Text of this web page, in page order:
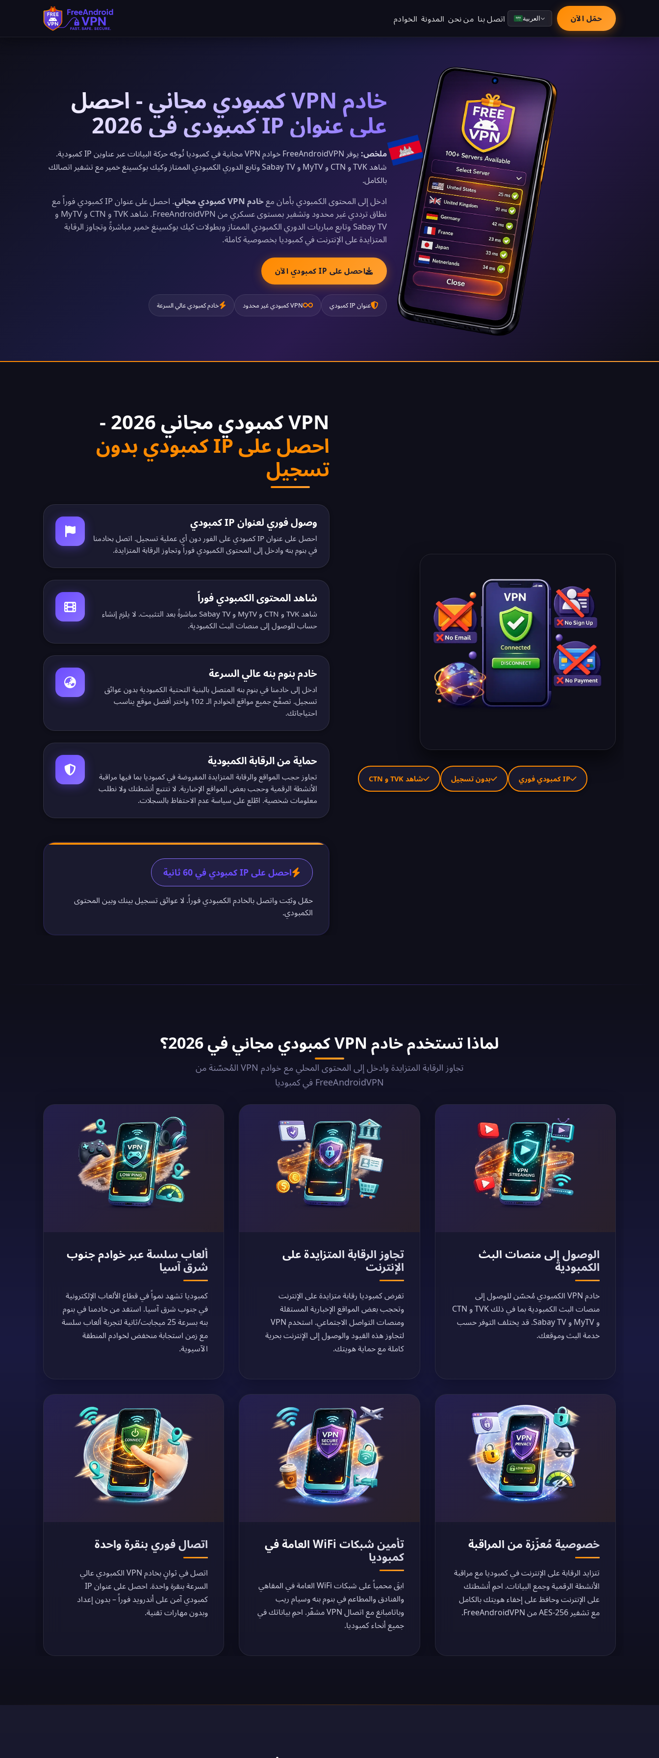
الخوادم المدونة من نحن اتصل بنا العربية حمّل الآن
خادم VPN كمبودي مجاني - احصل
على عنوان IP كمبودي في 2026
ملخص:
يوفر FreeAndroidVPN خوادم VPN مجانية في كمبوديا تُوجّه حركة البيانات عبر عناوين IP كمبودية.
شاهد TVK و CTN و MyTV و Sabay TV وتابع الدوري الكمبودي الممتاز وكيك بوكسينغ خمير مع تشفير اتصالك
بالكامل.
ادخل إلى المحتوى الكمبودي بأمان مع خادم VPN كمبودي مجاني
. احصل على عنوان IP كمبودي فوراً مع
نطاق ترددي غير محدود وتشفير بمستوى عسكري من FreeAndroidVPN. شاهد TVK و CTN و MyTV و
Sabay TV وتابع مباريات الدوري الكمبودي الممتاز وبطولات كيك بوكسينغ خمير مباشرةً وتجاوز الرقابة
المتزايدة على الإنترنت في كمبوديا بخصوصية كاملة.
احصل على IP كمبودي الآن
عنوان IP كمبودي VPN كمبودي غير محدود خادم كمبودي عالي السرعة
VPN كمبودي مجاني 2026 -
احصل على IP كمبودي بدون
تسجيل
وصول فوري لعنوان IP كمبودي
احصل على عنوان IP كمبودي على الفور دون أي عملية تسجيل. اتصل بخادمنا
في بنوم بنه وادخل إلى المحتوى الكمبودي فوراً وتجاوز الرقابة المتزايدة.
شاهد المحتوى الكمبودي فوراً
شاهد TVK و CTN و MyTV و Sabay TV مباشرةً بعد التثبيت. لا يلزم إنشاء
حساب للوصول إلى منصات البث الكمبودية.
خادم بنوم بنه عالي السرعة
ادخل إلى خادمنا في بنوم بنه المتصل بالبنية التحتية الكمبودية بدون عوائق
تسجيل. تصفّح جميع مواقع الخوادم الـ 102
واختر أفضل موقع يناسب
احتياجاتك.
حماية من الرقابة الكمبودية
تجاوز حجب المواقع والرقابة المتزايدة المفروضة في كمبوديا بما فيها مراقبة
الأنشطة الرقمية وحجب بعض المواقع الإخبارية. لا نتتبع أنشطتك ولا نطلب
معلومات شخصية. اطّلع على سياسة عدم الاحتفاظ بالسجلات.
احصل على IP كمبودي في 60 ثانية
حمّل وثبّت واتصل بالخادم الكمبودي فوراً. لا عوائق تسجيل بينك وبين المحتوى
الكمبودي.
IP كمبودي فوري بدون تسجيل شاهد TVK و CTN
لماذا تستخدم خادم VPN كمبودي مجاني في 2026؟
تجاوز الرقابة المتزايدة وادخل إلى المحتوى المحلي مع خوادم VPN المُحسّنة من
FreeAndroidVPN في كمبوديا
الوصول إلى منصات البث
الكمبودية
خادم VPN الكمبودي مُحسّن للوصول إلى
منصات البث الكمبودية بما في ذلك TVK و CTN
و MyTV و Sabay TV. قد يختلف التوفر حسب
خدمة البث وموقعك.
تجاوز الرقابة المتزايدة على
الإنترنت
تفرض كمبوديا رقابة متزايدة على الإنترنت
وتحجب بعض المواقع الإخبارية المستقلة
ومنصات التواصل الاجتماعي. استخدم VPN
لتجاوز هذه القيود والوصول إلى الإنترنت بحرية
كاملة مع حماية هويتك.
ألعاب سلسة عبر خوادم جنوب
شرق آسيا
كمبوديا تشهد نمواً في قطاع الألعاب الإلكترونية
في جنوب شرق آسيا. استفد من خادمنا في بنوم
بنه بسرعة 25 ميجابت/ثانية لتجربة ألعاب سلسة
مع زمن استجابة منخفض لخوادم المنطقة
الآسيوية.
خصوصية مُعزّزة من المراقبة
تتزايد الرقابة على الإنترنت في كمبوديا مع مراقبة
الأنشطة الرقمية وجمع البيانات. احمِ أنشطتك
على الإنترنت وحافظ على إخفاء هويتك بالكامل
مع تشفير AES-256 من FreeAndroidVPN.
تأمين شبكات WiFi العامة في
كمبوديا
ابقَ محمياً على شبكات WiFi العامة في المقاهي
والفنادق والمطاعم في بنوم بنه وسيام ريب
وباتامبانغ مع اتصال VPN مشفّر. احمِ بياناتك في
جميع أنحاء كمبوديا.
اتصال فوري بنقرة واحدة
اتصل في ثوانٍ بخادم VPN الكمبودي عالي
السرعة بنقرة واحدة. احصل على عنوان IP
كمبودي آمن على أندرويد فوراً – بدون إعداد
وبدون مهارات تقنية.